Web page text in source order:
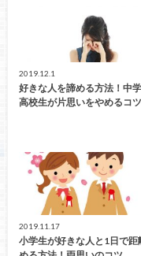
2019.12.1
好きな人を諦める方法！中
高校生が片思いをやめるコ
2019.11.17
小学生が好きな人と1日で距